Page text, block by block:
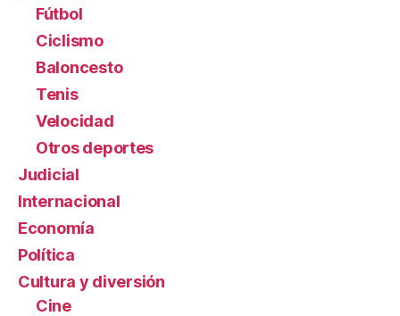
Fútbol
Ciclismo
Baloncesto
Tenis
Velocidad
Otros deportes
Judicial
Internacional
Economía
Política
Cultura y diversión
Cine